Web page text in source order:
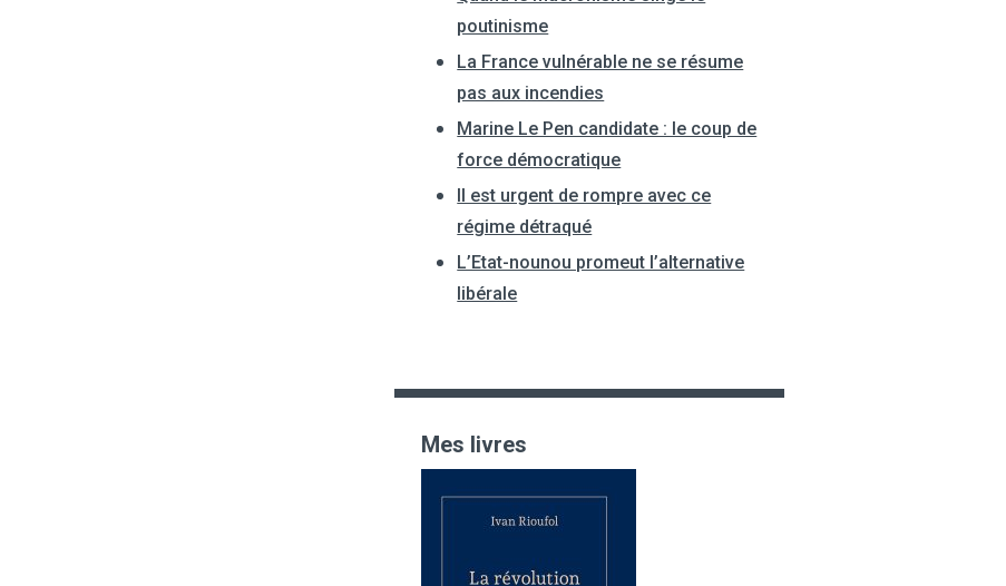
poutinisme
La France vulnérable ne se résume
pas aux incendies
Marine Le Pen candidate : le coup de
force démocratique
Il est urgent de rompre avec ce
régime détraqué
L’Etat-nounou promeut l’alternative
libérale
Mes livres